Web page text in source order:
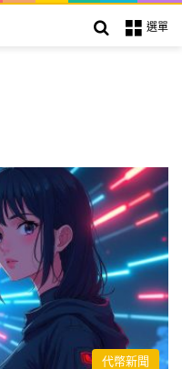
選單
搜索
代幣新聞